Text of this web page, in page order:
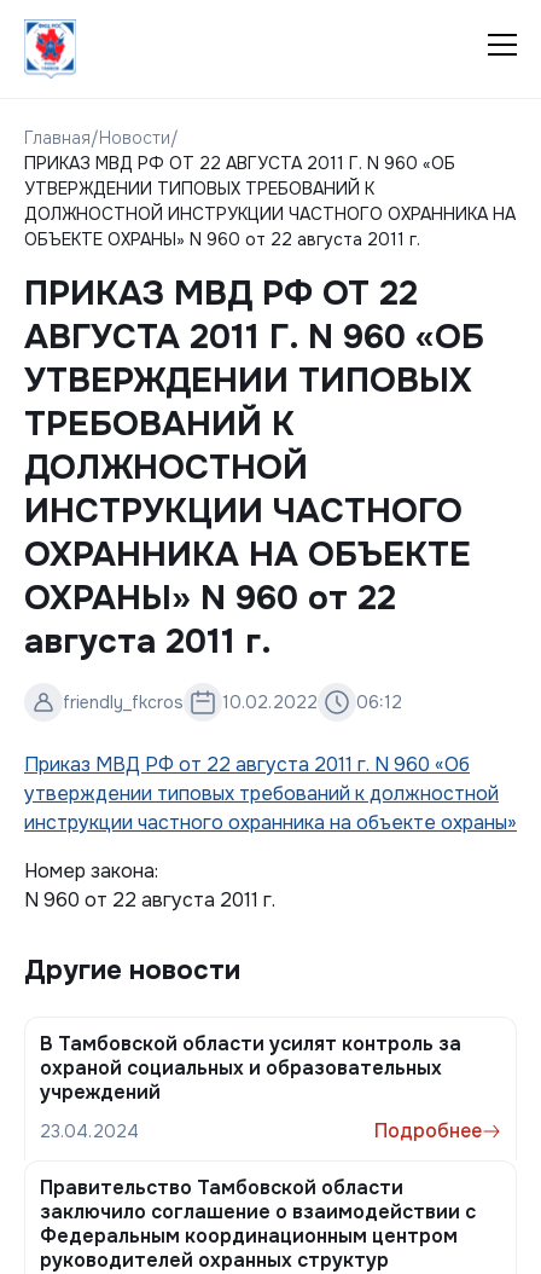
Главная/Новости/
ПРИКАЗ МВД РФ ОТ 22 АВГУСТА 2011 Г. N 960 «ОБ
УТВЕРЖДЕНИИ ТИПОВЫХ ТРЕБОВАНИЙ К
ДОЛЖНОСТНОЙ ИНСТРУКЦИИ ЧАСТНОГО ОХРАННИКА НА
ОБЪЕКТЕ ОХРАНЫ» N 960 от 22 августа 2011 г.
ПРИКАЗ МВД РФ ОТ 22
АВГУСТА 2011 Г. N 960 «ОБ
УТВЕРЖДЕНИИ ТИПОВЫХ
ТРЕБОВАНИЙ К
ДОЛЖНОСТНОЙ
ИНСТРУКЦИИ ЧАСТНОГО
ОХРАННИКА НА ОБЪЕКТЕ
ОХРАНЫ» N 960 от 22
августа 2011 г.
friendly_fkcros 10.02.2022 06:12
Приказ МВД РФ от 22 августа 2011 г. N 960 «Об
утверждении типовых требований к должностной
инструкции частного охранника на объекте охраны»
Номер закона:
N 960 от 22 августа 2011 г.
Другие новости
В Тамбовской области усилят контроль за
охраной социальных и образовательных
учреждений
23.04.2024 Подробнее
Правительство Тамбовской области
заключило соглашение о взаимодействии с
Федеральным координационным центром
руководителей охранных структур